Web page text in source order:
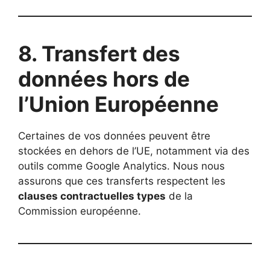
8. Transfert des
données hors de
l’Union Européenne
Certaines de vos données peuvent être
stockées en dehors de l’UE, notamment via des
outils comme Google Analytics. Nous nous
assurons que ces transferts respectent les
clauses contractuelles types de la
Commission européenne.